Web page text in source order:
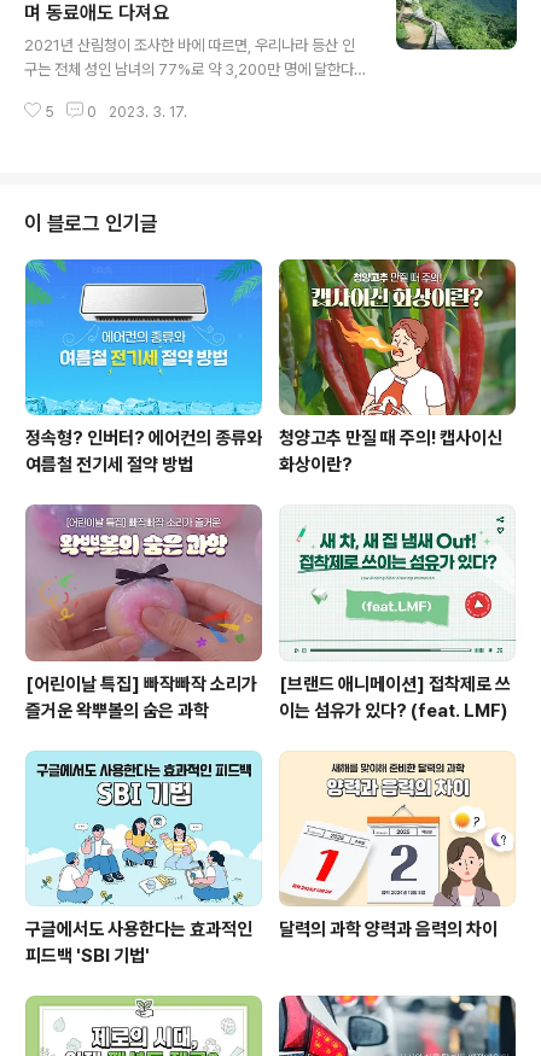
데요. 이러한 활동에 날개를 달아줄 수상 소식이 1분기에
있었답니다. 그럼 2023년 1분기, 휴비스에는 어떤 소식이
있었는지 살펴보겠습니다. ■ 듀라론-쿨, 2023 섬유품질
대상 수상 휴비스 고기능 냉감섬유인 '듀라론-쿨(Duraro
n-cool)'이 지난 3월 21일 서울 삼성동 섬유센터에서 진
며 동료애도 다져요
2021년 산림청이 조사한 바에 따르면, 우리나라 등산 인
구는 전체 성인 남녀의 77%로 약 3,200만 명에 달한다고
아니죠. 이런 추세와 함께 등산 동호회 활동 역시 활발하게
며 몸과 마음을 건강하게 하는 휴비스 본사 산악회의 산행
을 따라가 보았습니다. 지난 2월 25일 아침, 본사 산악회
는 지하철 8호선 산성역 부근에서 모여 남한산성 수여장대
를 오르기 위한 출발점으로 향했습니다. 이번 산행에는 9
명의 산악회 회원과 특별 게스트로 유럽팀 최호선 팀장의
자녀까지 총 10명이 함께 하였..
5 0 2023. 3. 17.
이 블로그 인기글
정속형? 인버터? 에어컨의 종류와
여름철 전기세 절약 방법
청양고추 만질 때 주의! 캡사이신
화상이란?
[어린이날 특집] 빠작빠작 소리가
즐거운 왁뿌볼의 숨은 과학
[브랜드 애니메이션] 접착제로 쓰
이는 섬유가 있다? (feat. LMF)
구글에서도 사용한다는 효과적인
피드백 'SBI 기법'
달력의 과학 양력과 음력의 차이